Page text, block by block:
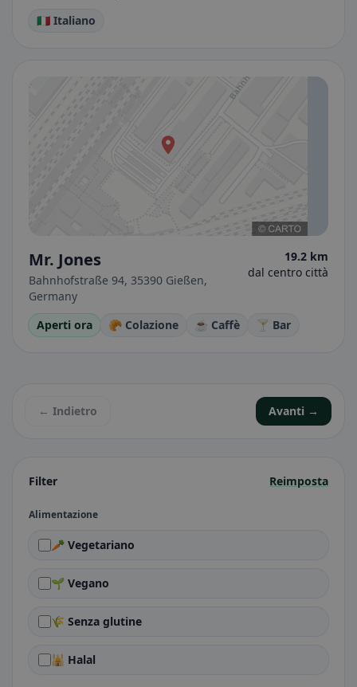
Filter Reimposta
Alimentazione
🥕 Vegetariano
🌱 Vegano
🌾 Senza glutine
🕌 Halal
🇮🇹 Italiano
Mr. Jones
Bahnhofstraße 94, 35390 Gießen,
Germany
19.2 km
dal centro città
Aperti ora 🥐 Colazione ☕ Caffè 🍸 Bar
← Indietro Avanti →